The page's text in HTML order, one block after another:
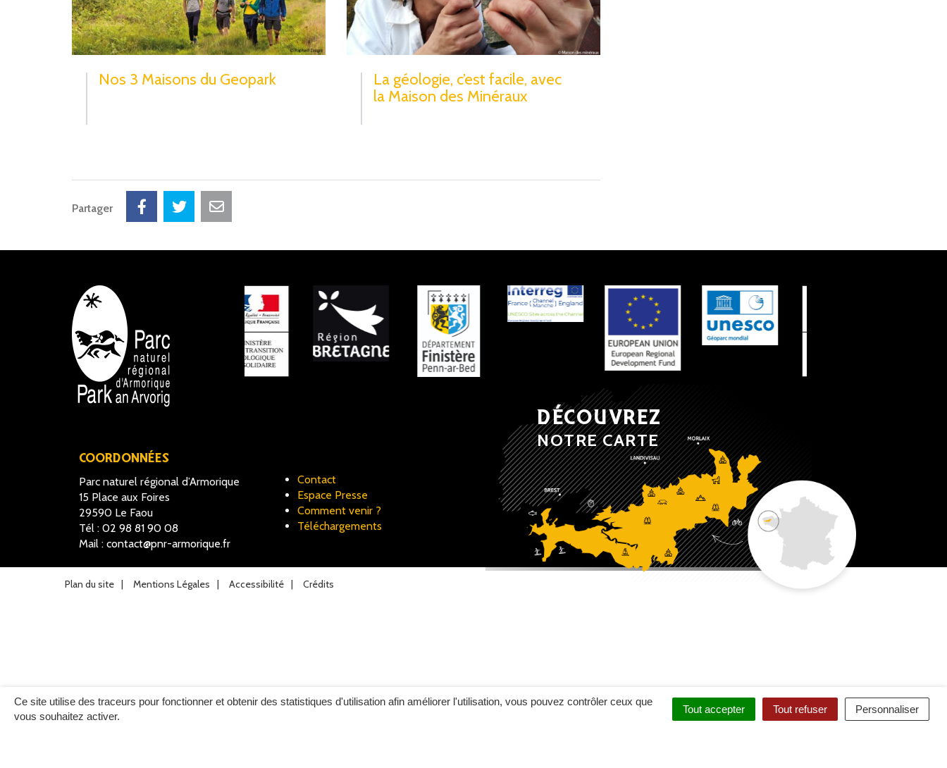
Ce site utilise des traceurs pour fonctionner et obtenir des statistiques d'utilisation afin améliorer l'utilisation, vous pouvez contrôler ceux que
vous souhaitez activer.
Tout accepter Tout refuser Personnaliser
Nos 3 Maisons du Geopark
La géologie, c’est facile, avec
la Maison des Minéraux
Partager
NOS PARTENAIRES
COORDONNÉES
Parc naturel régional d’Armorique
15 Place aux Foires
29590 Le Faou
Tél : 02 98 81 90 08
Mail : contact@pnr-armorique.fr
Contact
Espace Presse
Comment venir ?
Téléchargements
DÉCOUVREZ
NOTRE CARTE
Plan du site Mentions Légales Accessibilité Crédits